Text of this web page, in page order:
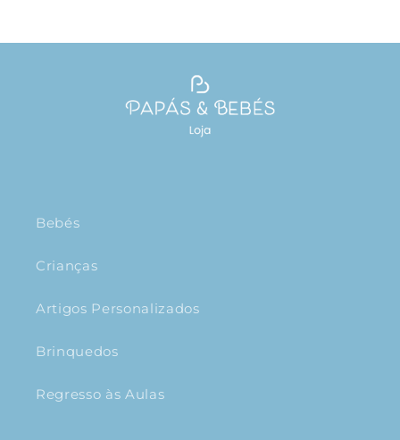
Bebés
Crianças
Artigos Personalizados
Brinquedos
Regresso às Aulas